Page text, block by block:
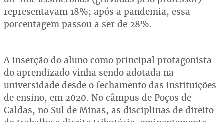
representavam 18%; após a pandemia, essa
porcentagem passou a ser de 28%.
A inserção do aluno como principal protagonista
do aprendizado vinha sendo adotada na
universidade desde o fechamento das instituições
de ensino, em 2020. No câmpus de Poços de
Caldas, no Sul de Minas, as disciplinas de direito